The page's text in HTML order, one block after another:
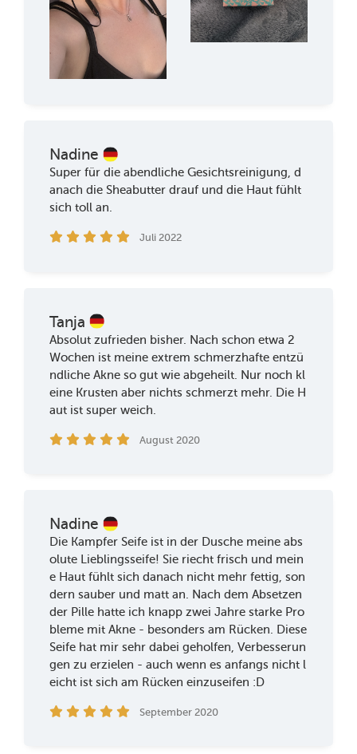
Nadine
Super für die abendliche Gesichtsreinigung, d
anach die Sheabutter drauf und die Haut fühlt
sich toll an.
Juli 2022
Tanja
Absolut zufrieden bisher. Nach schon etwa 2
Wochen ist meine extrem schmerzhafte entzü
ndliche Akne so gut wie abgeheilt. Nur noch kl
eine Krusten aber nichts schmerzt mehr. Die H
aut ist super weich.
August 2020
Nadine
Die Kampfer Seife ist in der Dusche meine abs
olute Lieblingsseife! Sie riecht frisch und mein
e Haut fühlt sich danach nicht mehr fettig, son
dern sauber und matt an. Nach dem Absetzen
der Pille hatte ich knapp zwei Jahre starke Pro
bleme mit Akne - besonders am Rücken. Diese
Seife hat mir sehr dabei geholfen, Verbesserun
gen zu erzielen - auch wenn es anfangs nicht l
eicht ist sich am Rücken einzuseifen :D
September 2020